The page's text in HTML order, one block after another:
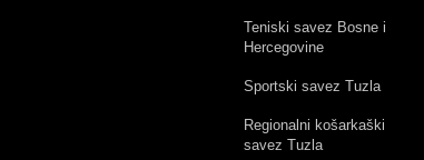
Teniski savez Bosne i
Hercegovine
Sportski savez Tuzla
Regionalni košarkaški
savez Tuzla